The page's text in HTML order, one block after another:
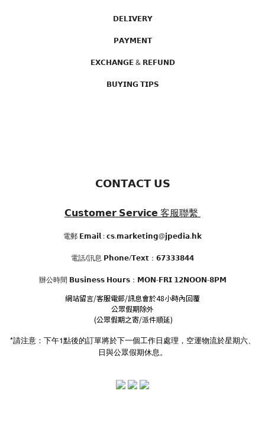
𝗗𝗘𝗟𝗜𝗩𝗘𝗥𝗬
𝗣𝗔𝗬𝗠𝗘𝗡𝗧
𝗘𝗫𝗖𝗛𝗔𝗡𝗚𝗘 & 𝗥𝗘𝗙𝗨𝗡𝗗
𝗕𝗨𝗬𝗜𝗡𝗚 𝗧𝗜𝗣𝗦
𝗖𝗢𝗡𝗧𝗔𝗖𝗧 𝗨𝗦
𝗖𝘂𝘀𝘁𝗼𝗺𝗲𝗿 𝗦𝗲𝗿𝘃𝗶𝗰𝗲 客服聯繫
電郵 𝗘𝗺𝗮𝗶𝗹 : 𝗰𝘀.𝗺𝗮𝗿𝗸𝗲𝘁𝗶𝗻𝗴@𝗷𝗽𝗲𝗱𝗶𝗮.𝗵𝗸
電話/訊息 𝗣𝗵𝗼𝗻𝗲/𝗧𝗲𝘅𝘁：𝟲𝟳𝟯𝟯𝟯𝟴𝟰𝟰
辦公時間 𝗕𝘂𝘀𝗶𝗻𝗲𝘀𝘀 𝗛𝗼𝘂𝗿𝘀：𝗠𝗢𝗡-𝗙𝗥𝗜 𝟭𝟮𝗡𝗢𝗢𝗡-𝟴𝗣𝗠
網站留言/客服電郵/訊息會於48小時內回覆
公眾假期除外
(公眾假期之寄/派件順延)
*請注意：下午1點後的訂單將於下一個工作日處理，空運物流於星期六、
日與公眾假期休息。